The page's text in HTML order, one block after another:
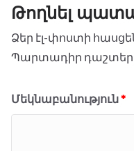
Թողնել
Ձեր էլ-փոստի
Պարտադիր
Մեկնաբանություն*